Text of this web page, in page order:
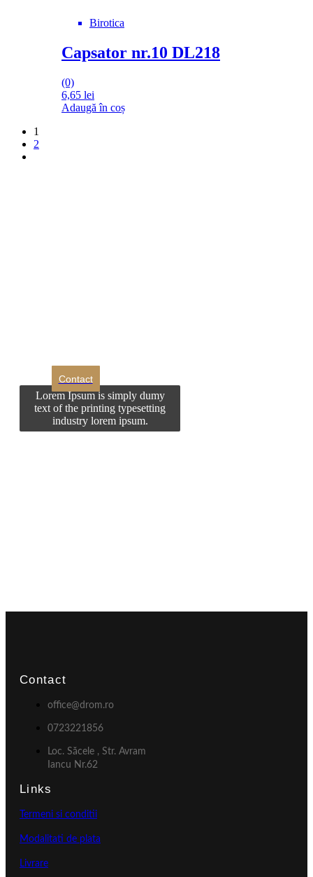
Birotica
Capsator nr.10 DL218
(0)
6,65 lei
Adaugă în coș
1
2
Contact
Lorem Ipsum is simply dumy
text of the printing typesetting
industry lorem ipsum.
Contact
office@drom.ro
0723221856
Loc. Săcele , Str. Avram
Iancu Nr.62
Links
Termeni si conditii
Modalitati de plata
Livrare